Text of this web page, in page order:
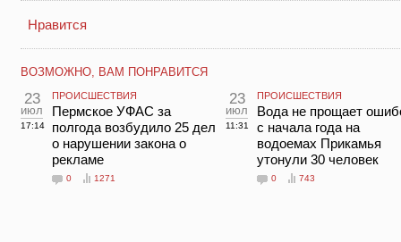
Нравится
ВОЗМОЖНО, ВАМ ПОНРАВИТСЯ
23
июл
17:14
ПРОИСШЕСТВИЯ
Пермское УФАС за
полгода возбудило 25 дел
о нарушении закона о
рекламе
0 1271
23
июл
11:31
ПРОИСШЕСТВИЯ
Вода не прощает
с начала года на
водоемах Прикамья
утонули 30 человек
0 743